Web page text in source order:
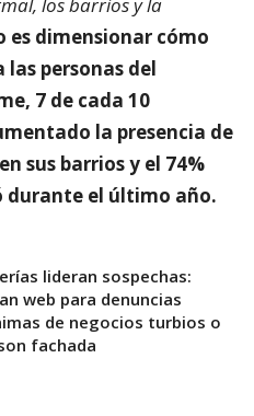
es dimensionar cómo
personas del
7 de cada 10
la presencia de
sus barrios y el 74%
durante el último año.
lideran sospechas:
web para denuncias
de negocios turbios o
fachada